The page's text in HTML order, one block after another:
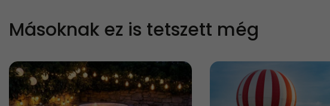
Másoknak ez is tetszett még